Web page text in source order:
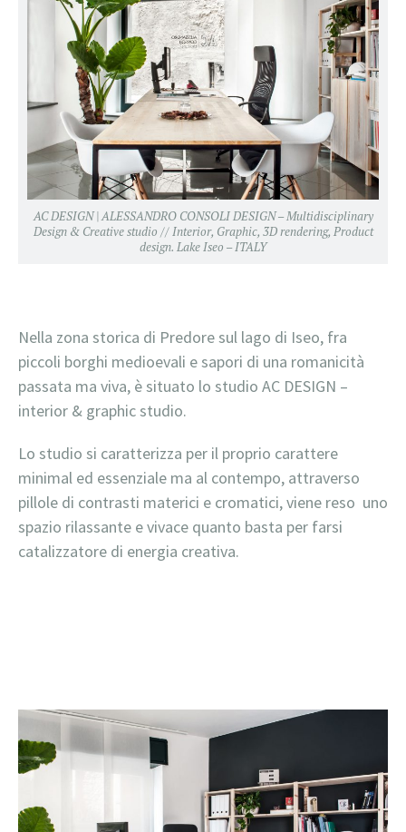
AC DESIGN | ALESSANDRO CONSOLI DESIGN – Multidisciplinary
Design & Creative studio // Interior, Graphic, 3D rendering, Product
design. Lake Iseo – ITALY
Nella zona storica di Predore sul lago di Iseo, fra
piccoli borghi medioevali e sapori di una romanicità
passata ma viva, è situato lo studio AC DESIGN –
interior & graphic studio.
Lo studio si caratterizza per il proprio carattere
minimal ed essenziale ma al contempo, attraverso
pillole di contrasti materici e cromatici, viene reso uno
spazio rilassante e vivace quanto basta per farsi
catalizzatore di energia creativa.